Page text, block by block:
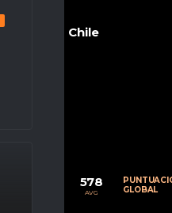
Chile
578
AVG
GLOBAL